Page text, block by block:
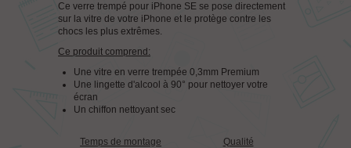
Ce verre trempé pour iPhone SE se pose directement
sur la vitre de votre iPhone et le protège contre les
chocs les plus extrêmes.
Ce produit comprend:
Une vitre en verre trempée 0,3mm Premium
Une lingette d'alcool à 90° pour nettoyer votre
écran
Un chiffon nettoyant sec
Temps de montage
Qualité